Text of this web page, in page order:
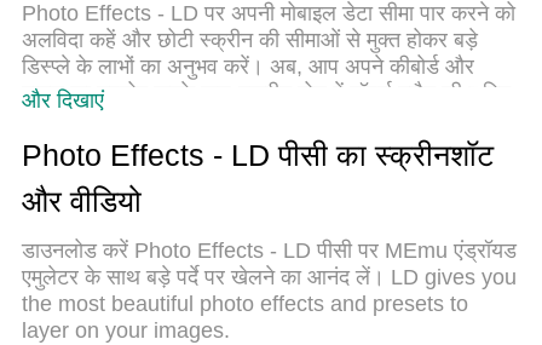
Photo Effects - LD पर अपनी मोबाइल डेटा सीमा पार करने को
अलविदा कहें और छोटी स्क्रीन की सीमाओं से मुक्त होकर बड़े
डिस्प्ले के लाभों का अनुभव करें। अब, आप अपने कीबोर्ड और
माउस का उपयोग करके फुल-स्क्रीन मोड में टॉपर्स क्लैन की शक्ति
सुविधाएँ हैं जिनकी आप अपेक्षा करते हैं: त्वरित इंस्टॉलेशन और
आसान सेटअप, सहज नियंत्रण, बैटरी की आवश्यकता नहीं, और
कोई डेटा या कॉल समय सीमा नहीं। नया MEmu 9 आपके कंप्यूटर
विकल्प है। हमारा मालिकाना मल्टी-इंस्टेंस मैनेजर एक साथ दो या
अधिक खातों को चलाने का समर्थन करता है। इससे भी महत्वपूर्ण
बात यह है कि हमारा अनूठा इम्यूलेशन इंजन आपके कंप्यूटर के
प्रदर्शन का पूरा उपयोग करता है, जिससे एक सहज और निर्बाध
और दिखाएं
Photo Effects - LD पीसी का स्क्रीनशॉट
और वीडियो
डाउनलोड करें Photo Effects - LD पीसी पर MEmu एंड्रॉयड
एमुलेटर के साथ बड़े पर्दे पर खेलने का आनंद लें। LD gives you
the most beautiful photo effects and presets to
layer on your images.